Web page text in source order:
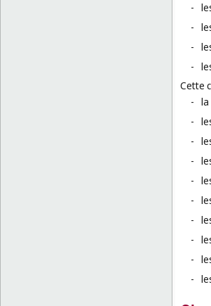
-
-
-
-
Cette
- la
-
-
-
-
-
-
-
-
-